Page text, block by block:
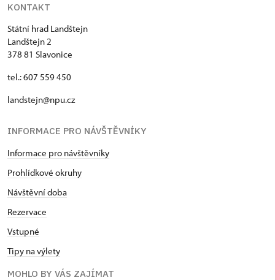
KONTAKT
Státní hrad Landštejn
Landštejn 2
378 81 Slavonice
tel.: 607 559 450
landstejn@npu.cz
INFORMACE PRO NÁVŠTĚVNÍKY
Informace pro návštěvníky
Prohlídkové okruhy
Návštěvní doba
Rezervace
Vstupné
Tipy na výlety
MOHLO BY VÁS ZAJÍMAT